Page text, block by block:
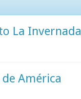
La Invernada
América